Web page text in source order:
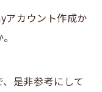
アカウント作成か
是非参考にして